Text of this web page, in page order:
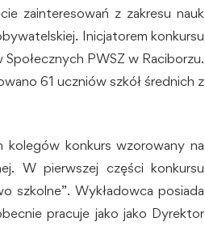
zainteresowań z zakresu nauk
Inicjatorem konkursu
PWSZ w Raciborzu.
61 uczniów szkół średnich z
kolegów konkurs wzorowany na
W pierwszej części konkursu
szkolne”. Wykładowca posiada
pracuje jako jako Dyrektor